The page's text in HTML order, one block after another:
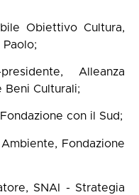
Obiettivo Cultura,
Paolo;
Alleanza
Beni Culturali;
con il Sud;
Fondazione
SNAI - Strategia